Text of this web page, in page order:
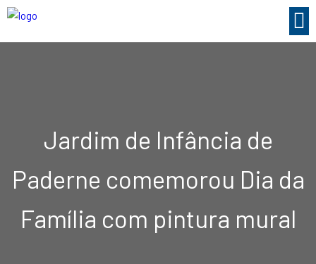
Jardim de Infância de
Paderne comemorou Dia da
Família com pintura mural